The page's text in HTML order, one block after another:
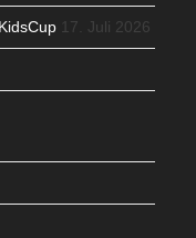
17. Juli 2026